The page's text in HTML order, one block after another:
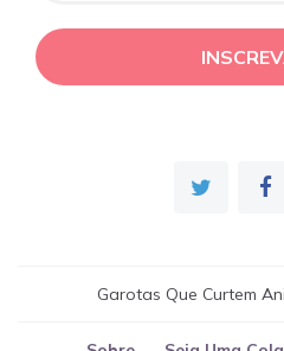
Garotas Que Curtem